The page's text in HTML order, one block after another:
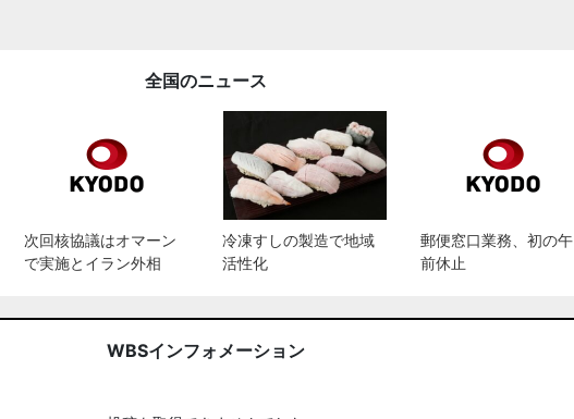
全国のニュース
次回核協議はオマーン
で実施とイラン外相
冷凍すしの製造で地域
活性化
郵便窓口業務、初の午
前休止
WBSインフォメーション